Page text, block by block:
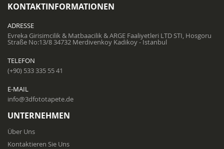
KONTAKTINFORMATIONEN
ADRESSE
Evreka Girisimcilik & Matbaacilik & ARGE Faaliyetleri LTD STI, Hosgoru
Straße No:13/8 34732 Merdivenkoy Kadikoy - Istanbul
TELEFON
(+90) 533 335 55 41
E-MAIL
info@3dfototapete.de
UNTERNEHMEN
Über Uns
Kontaktieren Sie Uns